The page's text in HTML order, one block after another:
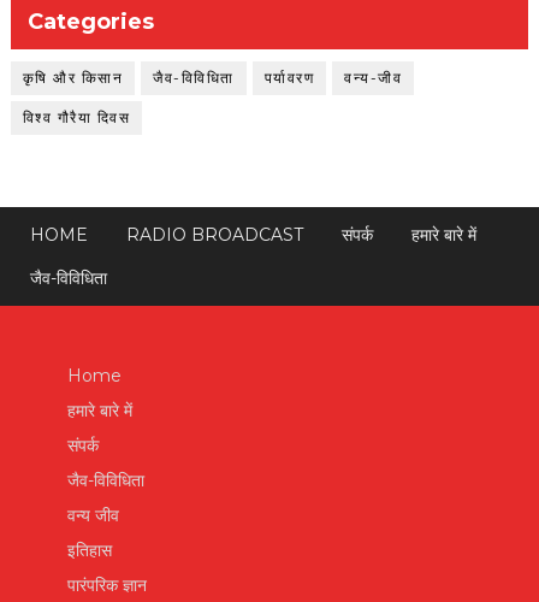
Categories
कृषि और किसान जैव-विविधिता पर्यावरण वन्य-जीव
विश्व गौरैया दिवस
HOME RADIO BROADCAST संपर्क
हमारे बारे में
जैव-विविधिता
Home
हमारे बारे में
संपर्क
जैव-विविधिता
वन्य जीव
इतिहास
पारंपरिक ज्ञान